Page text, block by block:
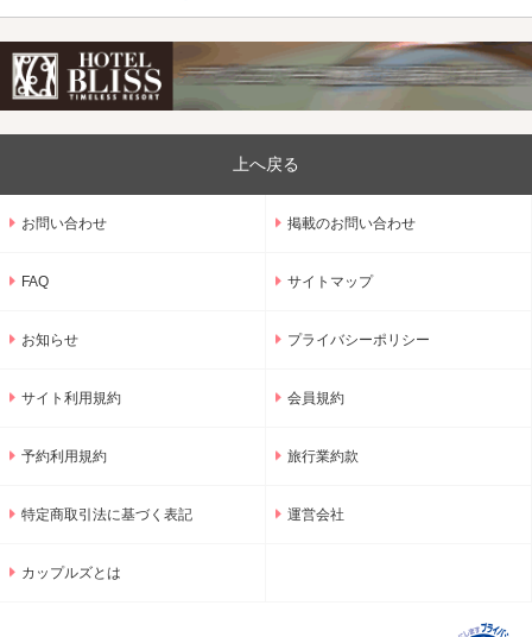
上へ戻る
お問い合わせ 掲載のお問い合わせ
FAQ サイトマップ
お知らせ プライバシーポリシー
サイト利用規約 会員規約
予約利用規約 旅行業約款
特定商取引法に基づく表記 運営会社
カップルズとは